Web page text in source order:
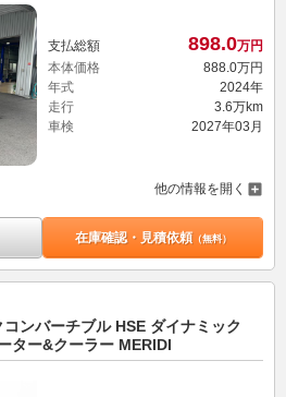
支払総額 898.0万円
本体価格
888.0万円
年式
2024年
走行
3.6万km
車検
2027年03月
他の情報を開く
在庫確認・見積依頼（無料）
ンバーチブル HSE ダイナミック
ター&クーラー MERIDI